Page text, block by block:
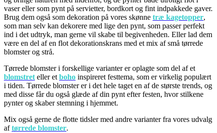
vaser eller som pynt på servietter, bordkort og fint indpakkede gaver.
Brug dem også som dekoration på vores skønne træ kagetopper,
som man selv kan dekorere med lige den pynt, som passer perfekt
ind i det udtryk, man gerne vil skabe til begivenheden. Eller lad dem
være en del af en flot dekorationskrans med et mix af små tørrede
blomster og strå.
Tørrede blomster i forskellige varianter er oplagte som del af et
blomstret eller et boho inspireret festtema, som er virkelig populært
i tiden. Tørrede blomster er i det hele taget en af de største trends, og
med disse får du også glæde af din pynt efter festen, hvor stilkene
pynter og skaber stemning i hjemmet.
Mix også gerne de flotte tidsler med andre varianter fra vores udvalg
aftørrede blomster.